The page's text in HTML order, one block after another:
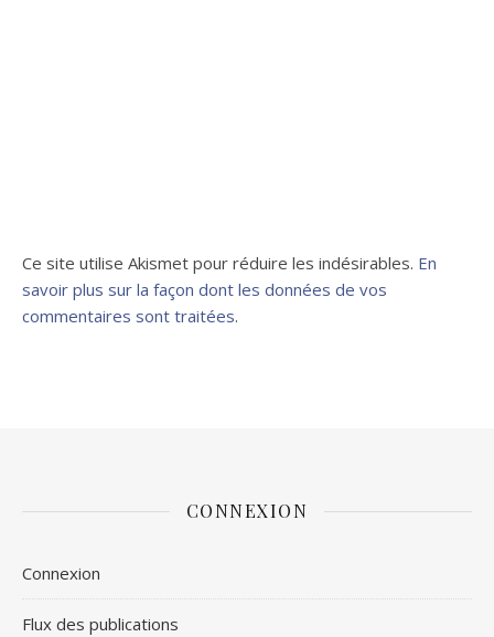
Ce site utilise Akismet pour réduire les indésirables. En
savoir plus sur la façon dont les données de vos
commentaires sont traitées.
CONNEXION
Connexion
Flux des publications